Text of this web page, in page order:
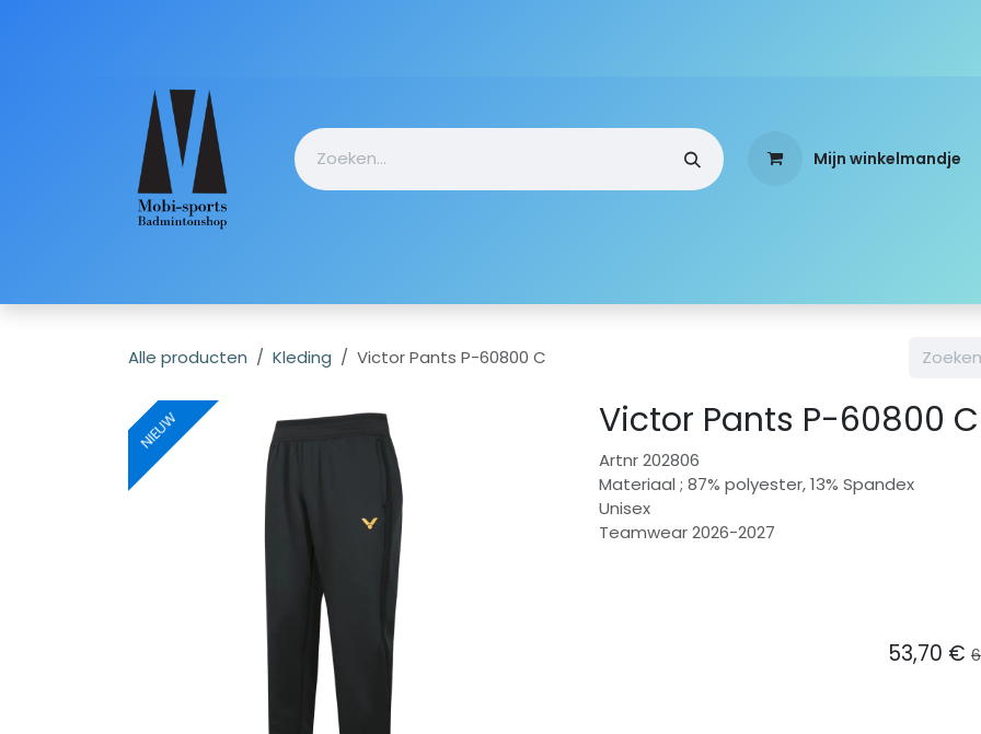
Mijn winkelmandje
Alle producten Kleding Victor Pants P-60800 C
NIEUW
NIEUW Victor Pants P-60800 C
Artnr 202806
Materiaal ; 87% polyester, 13% Spandex
Unisex
Teamwear 2026-2027
53,70 €